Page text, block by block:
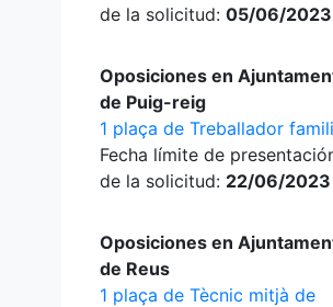
de la solicitud: 05/06/2023
Oposiciones en
de Puig-reig
1 plaça de Treballador
Fecha límite de
de la solicitud: 22/06/2023
Oposiciones en
de Reus
1 plaça de Tècnic mitjà de